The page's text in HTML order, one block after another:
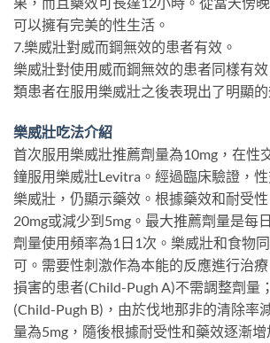
可以擁有完美的性生活。
7.樂威壯對威而鋼無效的患者有效。
樂威壯對使用威而鋼無效的患者同樣有
類患者在服用樂威壯之後表現出了明顯的
樂威壯吃法介紹
首次服用樂威壯推薦劑量為10mg，在性
鐘服用樂威壯Levitra。經過臨床驗證，
樂威壯，仍顯示藥效。根據藥效和耐受
20mg或減少到5mg。最大推薦劑量是每
劑量使用頻率為1日1次。樂威壯和食物
可。需要性刺激作為本能的反應進行治
損害的患者(Child-Pugh A)不需調整劑量
(Child-Pugh B)，由於伐地那非的清除率
量為5mg，隨後根據耐受性和藥效逐漸